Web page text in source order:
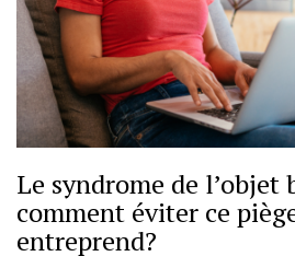
Le syndrome de
comment éviter ce
entreprend?